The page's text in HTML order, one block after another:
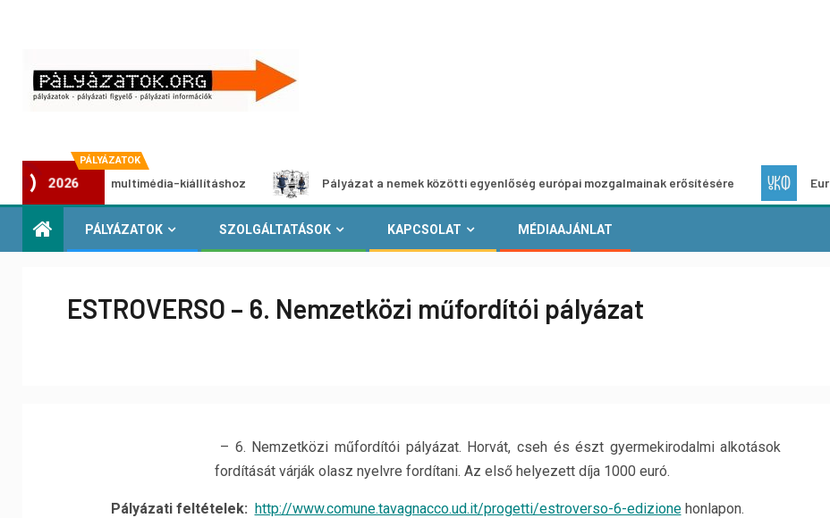
PÁLYÁZATOK
2026
multimédia-kiállításhoz Pályázat a nemek közötti egyenlőség európai mozgalmainak erősítésére Európai
PÁLYÁZATOK SZOLGÁLTATÁSOK KAPCSOLAT MÉDIAAJÁNLAT
ESTROVERSO – 6. Nemzetközi műfordítói pályázat
– 6. Nemzetközi műfordítói pályázat. Horvát, cseh és észt gyermekirodalmi alkotások
fordítását várják olasz nyelvre fordítani. Az első helyezett díja 1000 euró.
Pályázati feltételek: http://www.comune.tavagnacco.ud.it/progetti/estroverso-6-edizionehonlapon.